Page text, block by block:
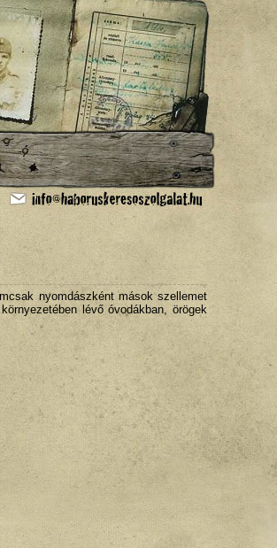
nyomdászként mások szellemet
lévő óvodákban, örögek